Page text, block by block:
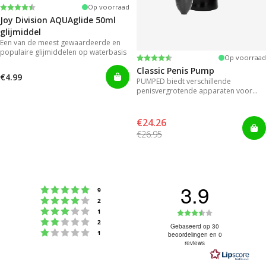
Beoordeling:
4.2 uit 5 sterren Op voorraad
Joy Division AQUAglide 50ml
glijmiddel
Een van de meest gewaardeerde en
populaire glijmiddelen op waterbasis
€4.99
Beoordeling:
4.3 uit 5 sterren Op voorraad
Classic Penis Pump
PUMPED biedt verschillende
penisvergrotende apparaten voor
€24.26
€26.95
Beoordeling: 5 uit 5 sterren
9
Beoordeling: 4 uit 5 sterren
2
Beoordeling: 3 uit 5 sterren
1
Beoordeling: 2 uit 5 sterren
2
Beoordeling: 1 uit 5 sterren
1
3.9
3.9
uit
5
Gebaseerd op 30
beoordelingen en 0
reviews